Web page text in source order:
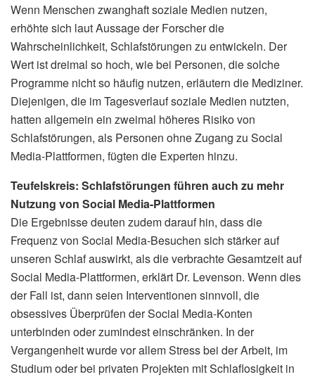
Wenn Menschen zwanghaft soziale Medien nutzen,
erhöhte sich laut Aussage der Forscher die
Wahrscheinlichkeit, Schlafstörungen zu entwickeln. Der
Wert ist dreimal so hoch, wie bei Personen, die solche
Programme nicht so häufig nutzen, erläutern die Mediziner.
Diejenigen, die im Tagesverlauf soziale Medien nutzten,
hatten allgemein ein zweimal höheres Risiko von
Schlafstörungen, als Personen ohne Zugang zu Social
Media-Plattformen, fügten die Experten hinzu.
Teufelskreis: Schlafstörungen führen auch zu mehr
Nutzung von Social Media-Plattformen
Die Ergebnisse deuten zudem darauf hin, dass die
Frequenz von Social Media-Besuchen sich stärker auf
unseren Schlaf auswirkt, als die verbrachte Gesamtzeit auf
Social Media-Plattformen, erklärt Dr. Levenson. Wenn dies
der Fall ist, dann seien Interventionen sinnvoll, die
obsessives Überprüfen der Social Media-Konten
unterbinden oder zumindest einschränken. In der
Vergangenheit wurde vor allem Stress bei der Arbeit, im
Studium oder bei privaten Projekten mit Schlaflosigkeit in